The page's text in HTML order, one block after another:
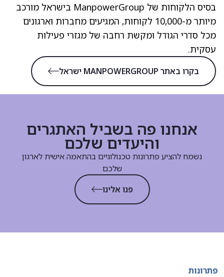
בסיס הלקוחות של ManpowerGroup בישראל מורכב
מיותר מ-10,000 לקוחות, המגיעים מחברות וארגונים
מכל סדרי הגודל ומקשת רחבה של מגזרי פעילות
עסקית.
בקרו באתר MANPOWERGROUP ישראל
אנחנו פה בשביל האתגרים
והיעדים שלכם
נשמח להציע פתרונות טכנולוגיים בהתאמה אישית לארגון
שלכם
פנו אלינו
פתרונות